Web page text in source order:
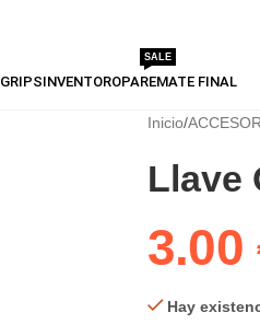
GRIPSINVENTOROPAREMATE FINAL
SALE
Inicio
Llave
3.00
Hay